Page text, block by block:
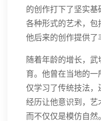
的创作打下了坚实基
各种形式的艺术，包
他后来的创作提供了
随着年龄的增长，
育。他曾在当地的
仅学习了传统技法，
经历让他意识到，艺
而不仅仅是模仿自然